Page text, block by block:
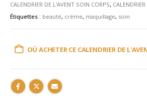
CALENDRIER DE L'AVENT SOIN CORPS,
Étiquettes : beauté, crème, maquillage, soin
OÙ ACHETER CE CALENDRIER DE